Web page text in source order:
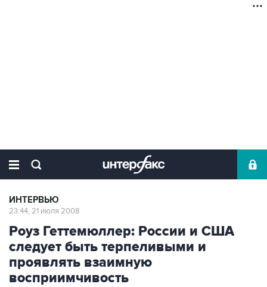
ИНТЕРВЬЮ
23:44, 21 июля 2008
Роуз Геттемюллер: России и США
следует быть терпеливыми и
проявлять взаимную
восприимчивость